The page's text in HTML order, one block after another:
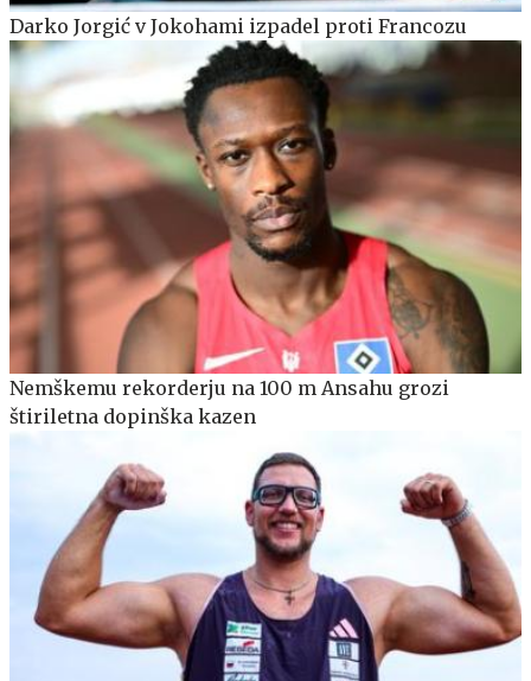
Darko Jorgić v Jokohami izpadel proti Francozu
Nemškemu rekorderju na 100 m Ansahu grozi
štiriletna dopinška kazen